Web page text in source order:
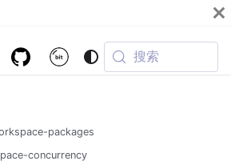
搜索
packages
concurrency